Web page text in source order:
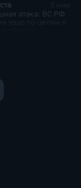
атака: ВС РФ